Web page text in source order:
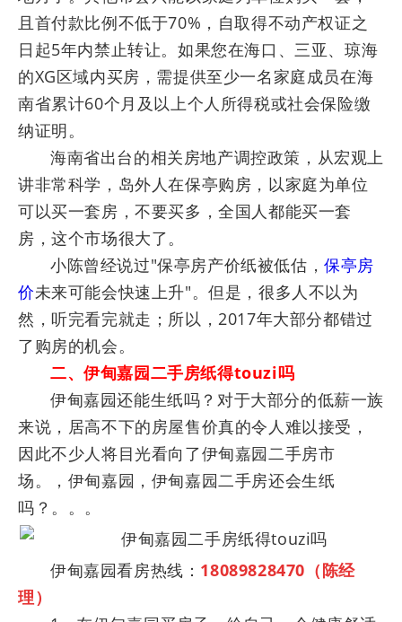
且首付款比例不低于70%，自取得不动产权证之
日起5年内禁止转让。如果您在海口、三亚、琼海
的XG区域内买房，需提供至少一名家庭成员在海
南省累计60个月及以上个人所得税或社会保险缴
纳证明。
海南省出台的相关房地产调控政策，从宏观上
讲非常科学，岛外人在保亭购房，以家庭为单位
可以买一套房，不要买多，全国人都能买一套
房，这个市场很大了。
小陈曾经说过"保亭房产价纸被低估，保亭房
价未来可能会快速上升"。但是，很多人不以为
然，听完看完就走；所以，2017年大部分都错过
了购房的机会。
二、伊甸嘉园二手房纸得touzi吗
伊甸嘉园还能生纸吗？对于大部分的低薪一族
来说，居高不下的房屋售价真的令人难以接受，
因此不少人将目光看向了伊甸嘉园二手房市
场。，伊甸嘉园，伊甸嘉园二手房还会生纸
吗？。。。
伊甸嘉园看房热线： 18089828470（陈经
理）